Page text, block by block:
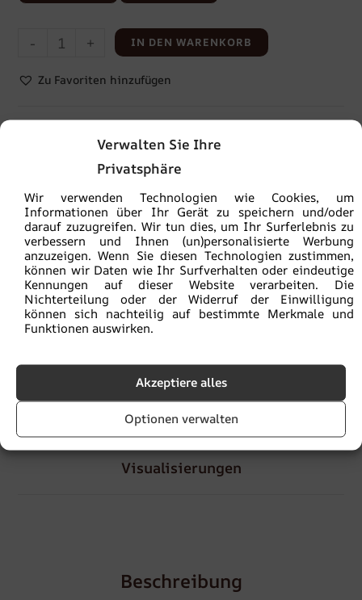
Verwalten Sie Ihre
Privatsphäre
Wir verwenden Technologien wie Cookies, um
Informationen über Ihr Gerät zu speichern und/oder
darauf zuzugreifen. Wir tun dies, um Ihr Surferlebnis zu
verbessern und Ihnen (un)personalisierte Werbung
anzuzeigen. Wenn Sie diesen Technologien zustimmen,
können wir Daten wie Ihr Surfverhalten oder eindeutige
Kennungen auf dieser Website verarbeiten. Die
Nichterteilung oder der Widerruf der Einwilligung
können sich nachteilig auf bestimmte Merkmale und
Funktionen auswirken.
Akzeptiere alles
Optionen verwalten
- + IN DEN WARENKORB
Zu Favoriten hinzufügen
Die Versandkosten betragen
100€
versandkostenfrei
Lieferzeitvon 2 bis 4Werktagen
Die Mustergröße beträgt 30 x 50 cm. Das Muster enthält
die gesamte Grafik, sodass Sie die Farben beurteilen
können. Außerdem verfügt es über eine Zoomfunktion zur
Artikelnummer:
Visualisierungen
Beschreibung